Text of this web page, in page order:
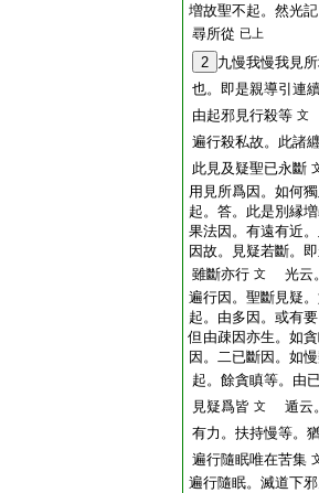
増故聖不起。然光
尋所從 已上
2 九慢我慢我見
也。即是親導引連
由起邪見行殺等 文
遍行殺私故。此諸
此見及疑聖已永斷
用見所爲因。如何
起。答。此是別縁
果法因。有遠有近
因故。見疑若斷。
雖斷亦行 文
光云
遍行因。聖斷見疑
起。由多因。或有
但由疎因亦生。如
因。二已斷因。如
起。餘貪瞋等。由
見疑爲皆 文
遁云
有力。扶持慢等。
遍行隨眠唯在苦集
遍行隨眠。滅道下